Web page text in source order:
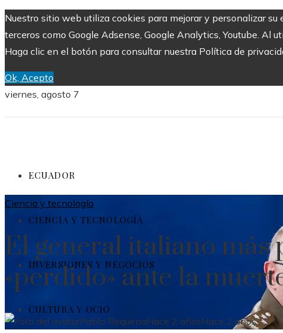
Nuestro sitio web utiliza cookies para mejorar y personalizar
terceros como Google Adsense, Google Analytics, Youtube. Al
Haga clic en el botón para consultar nuestra Política de
Ok, Acepto
viernes, agosto 7
ECUADOR
CIENCIA Y TECNOLOGÍA
INVERSIONES Y NEGOCIOS
CULTURA Y OCIO
Ciencia y tecnología
El general italiano más
«perdido» ante la
Pablo RequenaHace 2 añosHace 2 años